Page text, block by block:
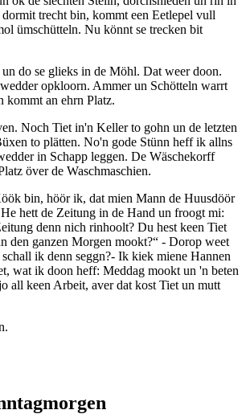
trecht bin, kommt een Eetlepel vull
ümschütteln. Nu könnt se trecken bit
do se glieks in de Möhl. Dat weer doon.
opkloorn. Ammer un Schötteln warrt
kommt an ehrn Platz.
Noch Tiet in'n Keller to gohn un de letzten
to plätten. No'n gode Stünn heff ik allns
in Schapp leggen. De Wäschekorff
över de Waschmaschien.
bin, höör ik, dat mien Mann de Huusdöör
hett de Zeitung in de Hand un froogt mi:
denn nich rinhoolt? Du hest keen Tiet
den ganzen Morgen mookt?
- Dorop weet
ik denn seggn?- Ik kiek miene Hannen
wat ik doon heff: Meddag mookt un 'n beten
all keen Arbeit, aver dat kost Tiet un mutt